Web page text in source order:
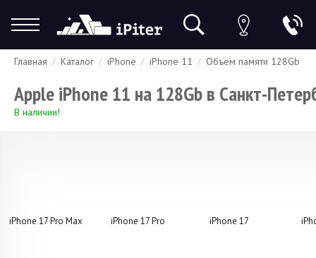
Гарантия Доставка и оплата Спецпредложения Скидки
Главная Каталог iPhone iPhone 11 Объём памяти 128Gb
Apple iPhone 11 на 128Gb в Санкт-
В наличии!
iPhone 17 Pro Max iPhone 17 Pro iPhone 17